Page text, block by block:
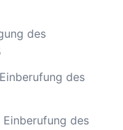
des
des
Einberufung des